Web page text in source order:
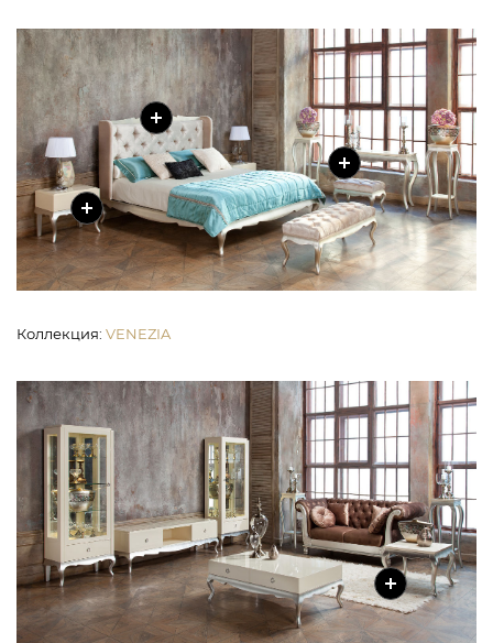
Коллекция: VENEZIA